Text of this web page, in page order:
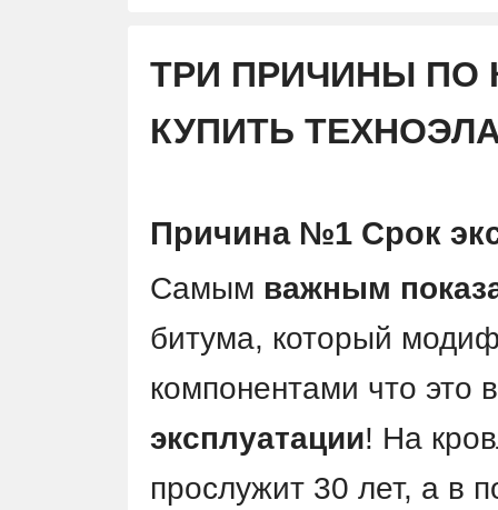
ТРИ ПРИЧИНЫ
КУПИТЬ
Причина №1 Срок
Самым важным
битума, который
компонентами что это
эксплуатации! На
прослужит 30 лет, а в